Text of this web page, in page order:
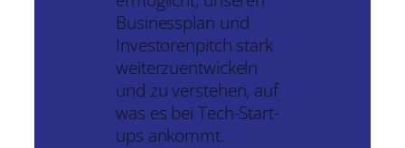
Businessplan und
Investorenpitch stark
weiterzuentwickeln
und zu verstehen, auf
was es bei Tech-Start-
ups ankommt.